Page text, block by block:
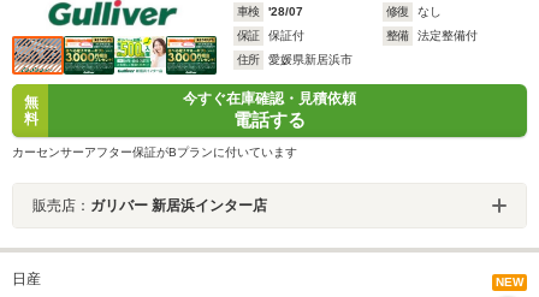
車検
'28/07 修復
なし
保証
保証付 整備
法定整備付
住所
愛媛県新居浜市
無
料
今すぐ在庫確認・見積依頼
電話する
カーセンサーアフター保証がBプランに付いています
販売店： ガリバー 新居浜インター店
日産 NEW